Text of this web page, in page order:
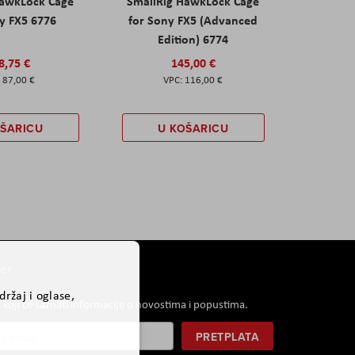
FX5 6776
€
87,00 €
for Sony FX5 (Advanced
Edition) 6774
145,00 €
116,00 €
U KOŠARICU
će saznati informacije o novostima i popustima.
PRETPLATA
i oglase,